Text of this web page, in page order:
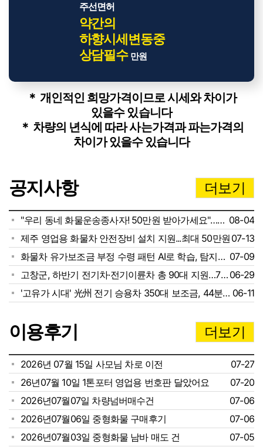
주선면허
약간의
하향시세변동중
상담필수 만원
＊ 개인적인 희망가격이므로 시세와 차이가
있을수 있습니다
＊ 차량의 년식에 따라 사는가격과 파는가격의
차이가 있을수 있습니다
공지사항 더보기
"우리 동네 화물운송종사자! 50만원 받아가세요"…철강 관련 업종 종사자… 08-04
제주 영업용 화물차 안전장비 설치 지원...최대 50만원 07-13
화물차 유가보조금 부정 수령 패턴 AI로 학습, 탐지한다 07-09
고창군, 하반기 전기차·전기이륜차 총 90대 지원…7월부터 선착순 접수 06-29
'고유가 시대' 光州 전기 승용차 350대 보조금, 44분 만에 매진 06-11
이용후기 더보기
2026년 07월 15일 사모님 차로 이전
07-27
26년07월 10일 1톤포터 영업용 번호판 달았어요
07-20
2026년07월07일 차량넘버매수건
07-06
2026년07월06일 중형화물 구매후기
07-06
2026년07월03일 중형화물 남바 매도 건
07-05